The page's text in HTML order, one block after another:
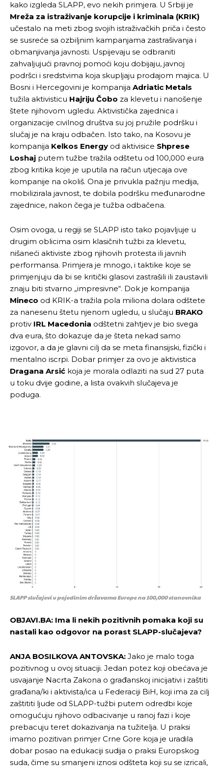
Pusti priču da živi!
Ovim putem želimo da vam se zahvalimo što ste
odlučili da pustite Vašu priču da živi, Redakcija
Pusti priču da živi!
Ovim putem želimo da vam se zahvalimo što ste
odlučili da pustite Vašu priču da živi, Redakcija
kako izgleda SLAPP, evo nekih primjera. U Srbiji je
Mreža za istraživanje korupcije i kriminala (KRIK)
učestalo na meti zbog svojih istraživačkih priča i često
se susreće sa ozbiljnim kampanjama zastrašivanja i
obmanjivanja javnosti. Uspijevaju se odbraniti
zahvaljujući pravnoj pomoći koju dobijaju, javnoj
podršci i sredstvima koja skupljaju prodajom majica. U
Bosni i Hercegovini je kompanija Adriatic Metals
tužila aktivisticu Hajriju Čobo za klevetu i nanošenje
štete njihovom ugledu. Aktivistička zajednica i
organizacije civilnog društva su joj pružile podršku i
slučaj je na kraju odbačen. Isto tako, na Kosovu je
kompanija Kelkos Energy od aktivisice Shprese
Loshaj putem tužbe tražila odštetu od 100,000 eura
zbog kritika koje je uputila na račun utjecaja ove
kompanije na okoliš. Ona je privukla pažnju medija,
mobilizirala javnost, te dobila podršku međunarodne
zajednice, nakon čega je tužba odbačena.
Osim ovoga, u regiji se SLAPP isto tako pojavljuje u
drugim oblicima osim klasičnih tužbi za klevetu,
nišaneći aktiviste zbog njihovih protesta ili javnih
performansa. Primjera je mnogo, i taktike koje se
primjenjuju da bi se kritički glasovi zastrašili ili zaustavili
znaju biti stvarno „impresivne“. Dok je kompanija
Mineco od KRIK-a tražila pola miliona dolara odštete
za nanesenu štetu njenom ugledu, u slučaju BRAKO
protiv IRL Macedonia odštetni zahtjev je bio svega
dva eura, što dokazuje da je šteta nekad samo
izgovor, a da je glavni cilj da se meta finansijski, fizički i
mentalno iscrpi. Dobar primjer za ovo je aktivistica
Dragana Arsić koja je morala odlaziti na sud 27 puta
u toku dvije godine, a lista ovakvih slučajeva je
poduga.
SLAPP slučajevi u pojedinim državama Europe na 100,000 stanovnika
OBJAVI.BA: Ima li nekih pozitivnih pomaka koji su
nastali kao odgovor na porast SLAPP-slučajeva?
ANJA BOSILKOVA ANTOVSKA: Jako je malo toga
pozitivnog u ovoj situaciji. Jedan potez koji obećava je
usvajanje Nacrta Zakona o građanskoj inicijativi i zaštiti
građana/ki i aktivista/ica u Federaciji BiH, koji ima za cilj
zaštititi ljude od SLAPP-tužbi putem odredbi koje
omogućuju njihovo odbacivanje u ranoj fazi i koje
prebacuju teret dokazivanja na tužitelja. U praksi
imamo pozitivan primjer Crne Gore koja je uradila
dobar posao na edukaciji sudija o praksi Europskog
suda, čime su smanjeni iznosi odšteta koji su se izricali,